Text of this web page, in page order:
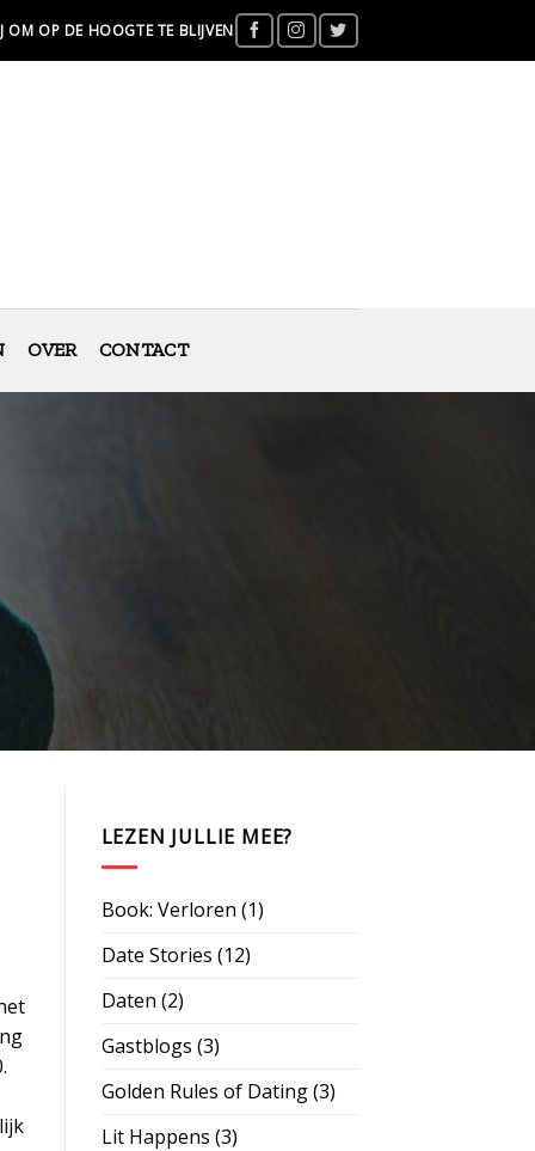
OM OP DE HOOGTE TE BLIJVEN
OVER CONTACT
LEZEN JULLIE MEE?
Book: Verloren (1)
Date Stories (12)
Daten (2)
Gastblogs (3)
Golden Rules of Dating(3)
Lit Happens (3)